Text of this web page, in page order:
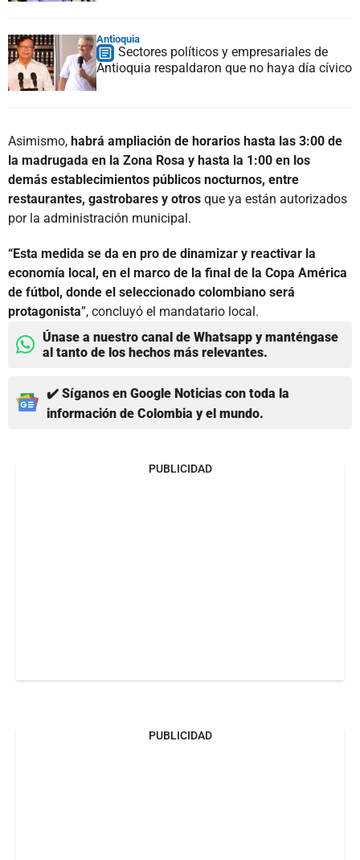
Antioquia
Sectores políticos y empresariales de
Antioquia respaldaron que no haya día cívico
Asimismo, habrá ampliación de horarios hasta las 3:00 de
la madrugada en la Zona Rosa y hasta la 1:00 en los
demás establecimientos públicos nocturnos, entre
restaurantes, gastrobares y otros que ya están autorizados
por la administración municipal.
“Esta medida se da en pro de dinamizar y reactivar la
economía local, en el marco de la final de la Copa América
de fútbol, donde el seleccionado colombiano será
protagonista”, concluyó el mandatario local.
Únase a nuestro canal de Whatsapp y manténgase
al tanto de los hechos más relevantes.
✔️ Síganos en Google Noticias con toda la
información de Colombia y el mundo.
PUBLICIDAD
PUBLICIDAD